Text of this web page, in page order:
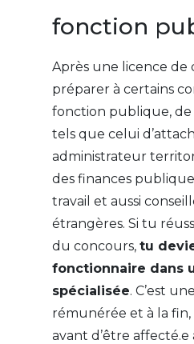
fonction
Après une licence
préparer à certains
fonction publique, de
tels que celui
administrateur
des finances
travail et aussi
étrangères. Si tu
du concours, tu
fonctionnaire dans
spécialisée. C’est
rémunérée et à la fin,
avant d’être